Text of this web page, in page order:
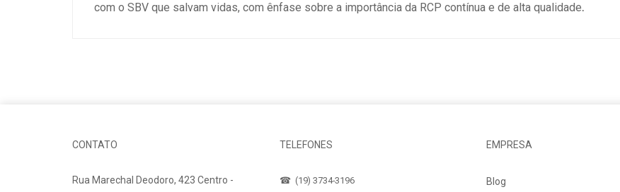
com o SBV que salvam vidas, com ênfase sobre a importância da RCP contínua e de alta qualidade.
CONTATO
Rua Marechal Deodoro, 423 Centro -
TELEFONES
☎ (19) 3734-3196
EMPRESA
Blog